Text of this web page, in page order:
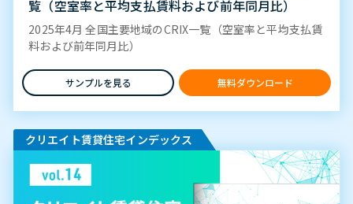
覧（空室率と平均支払賃料および前年同月比）
2025年4月 全国主要地域のCRIX一覧（空室率と平均支払賃
料および前年同月比）
サンプルを見る 無料ダウンロード
クリエイト賃貸住宅インデックス